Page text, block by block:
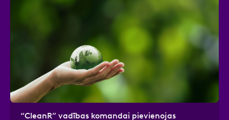
“CleanR” vadības komandai pievienojas